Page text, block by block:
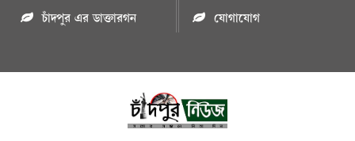
চাঁদপুর এর ডাক্তারগন
যোগাযোগ